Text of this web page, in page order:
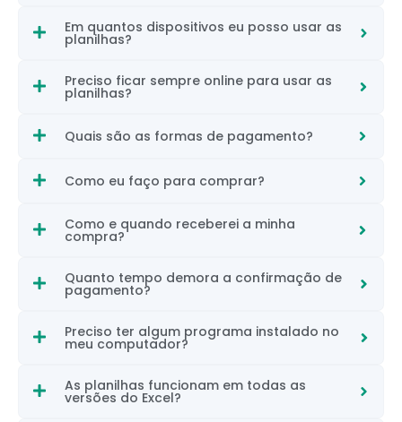
Em quantos dispositivos eu posso usar as
planilhas?
Preciso ficar sempre online para usar as
planilhas?
Quais são as formas de pagamento?
Como eu faço para comprar?
Como e quando receberei a minha
compra?
Quanto tempo demora a confirmação de
pagamento?
Preciso ter algum programa instalado no
meu computador?
As planilhas funcionam em todas as
versões do Excel?